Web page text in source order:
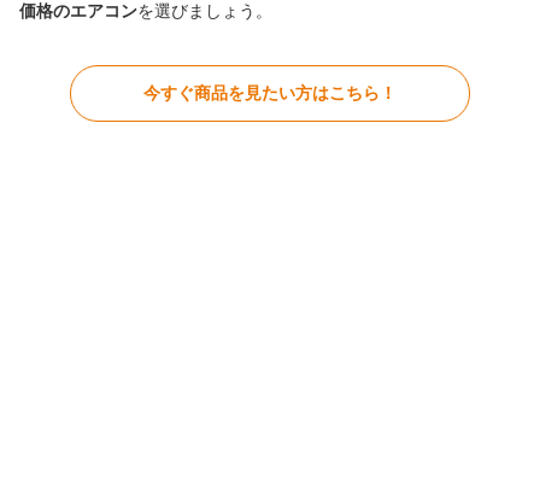
価格のエアコンを選びましょう。
今すぐ商品を見たい方はこちら！